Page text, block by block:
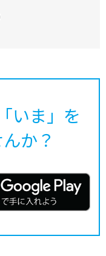
いま」を
か？